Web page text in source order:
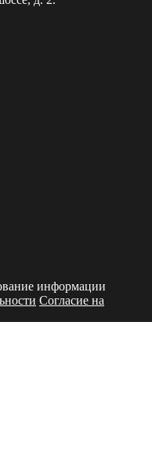
информации
Согласие на